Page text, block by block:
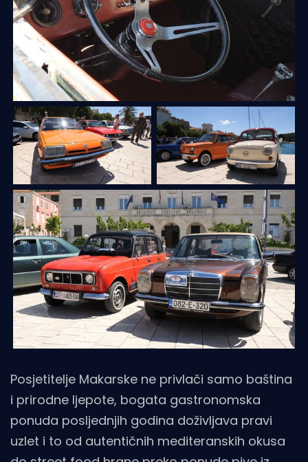
Posjetitelje Makarske ne privlači samo baština
i prirodne ljepote, bogata gastronomska
ponuda posljednjih godina doživljava pravi
uzlet i to od autentičnih mediteranskih okusa